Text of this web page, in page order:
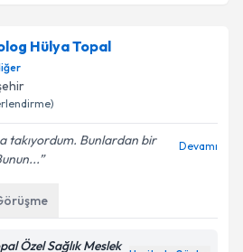
Hülya Topal
takıyordum. Bunlardan bir
Devamı
Özel Sağlık Meslek